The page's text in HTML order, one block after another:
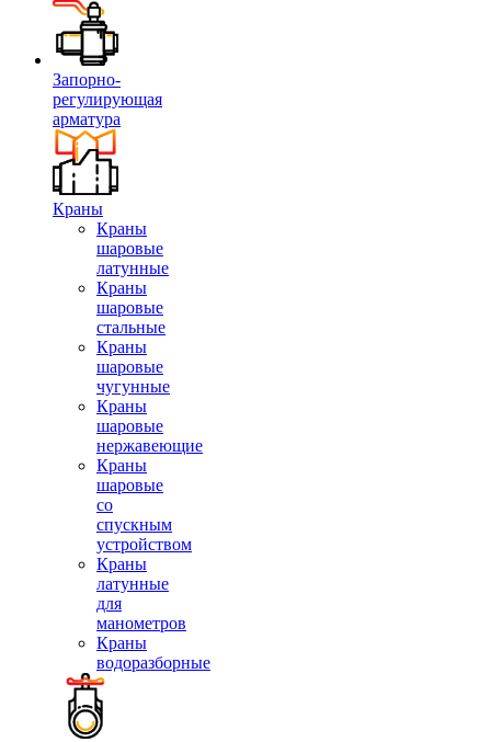
Запорно-
регулирующая
арматура
Краны
Краны
шаровые
латунные
Краны
шаровые
стальные
Краны
шаровые
чугунные
Краны
шаровые
нержавеющие
Краны
шаровые
со
спускным
устройством
Краны
латунные
для
манометров
Краны
водоразборные